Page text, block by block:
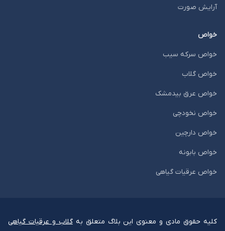
آرایش صورت
خواص
خواص سرکه سیب
خواص گلاب
خواص عرق بیدمشک
خواص نخودچی
خواص دارچین
خواص بابونه
خواص عرقیات گیاهی
کلیه حقوق مادی و معنوی این بلاگ متعلق بهگلاب و عرقیات گیاهی